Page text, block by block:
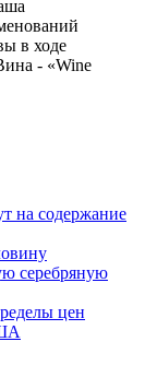
в ходе
- «Wine
на содержание
серебряную
цен